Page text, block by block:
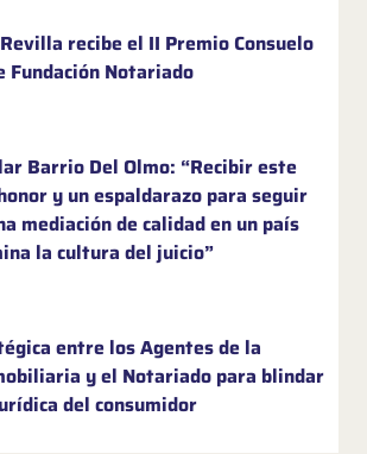
recibe el II Premio Consuelo
Fundación Notariado
Barrio Del Olmo: “Recibir este
y un espaldarazo para seguir
mediación de calidad en un país
la cultura del juicio”
entre los Agentes de la
y el Notariado para blindar
del consumidor